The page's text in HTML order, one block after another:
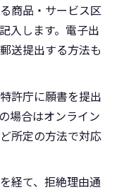
商品・サービス区
入します。電子出
送提出する方法も
特許庁に願書を提出
場合はオンライン
所定の方法で対応
経て、拒絶理由通